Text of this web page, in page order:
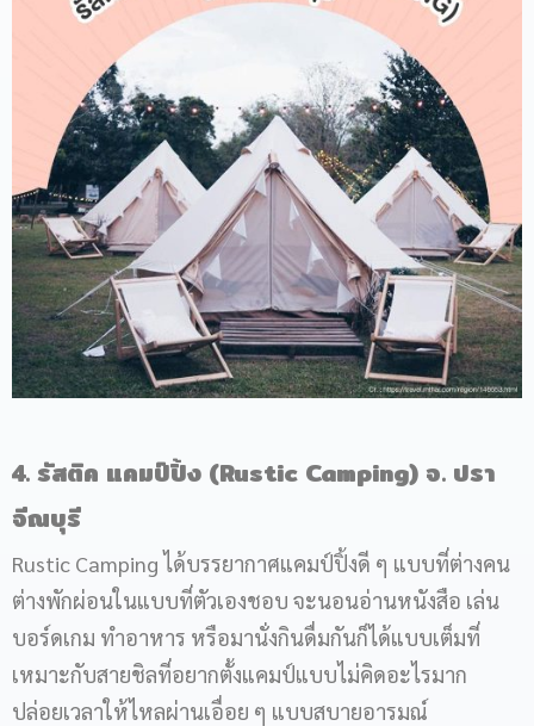
4. รัสติค แคมป์ปิ้ง (Rustic Camping) จ. ปรา
จีณบุรี
Rustic Camping ได้บรรยากาศแคมป์ปิ้งดี ๆ แบบที่ต่างคน
ต่างพักผ่อนในแบบที่ตัวเองชอบ จะนอนอ่านหนังสือ เล่น
บอร์ดเกม ทำอาหาร หรือมานั่งกินดื่มกันก็ได้แบบเต็มที่
เหมาะกับสายชิลที่อยากตั้งแคมป์แบบไม่คิดอะไรมาก
ปล่อยเวลาให้ไหลผ่านเอื่อย ๆ แบบสบายอารมณ์